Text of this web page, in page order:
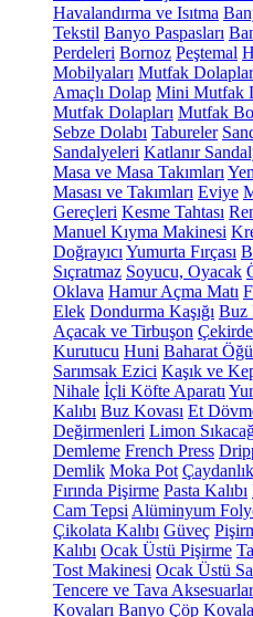
Havalandırma ve Isıtma
Tekstil Banyo Paspasları
Perdeleri Bornoz Peştemal
Mobilyaları Mutfak
Amaçlı Dolap Mini Mutfak
Mutfak Dolapları Mutfak
Sebze Dolabı Tabureler
Sandalyeleri Katlanır
Masa ve Masa Takımları
Masası ve Takımları Eviye
Gereçleri Kesme Tahtası
Manuel Kıyma Makinesi
Doğrayıcı Yumurta Fırçası
Sıçratmaz Soyucu, Oyacak
Oklava Hamur Açma Matı
Elek Dondurma Kaşığı Buz
Açacak ve Tirbuşon
Kurutucu Huni Baharat
Sarımsak Ezici Kaşık ve
Nihale İçli Köfte Aparatı
Kalıbı Buz Kovası Et
Değirmenleri Limon
Demleme French Press
Demlik Moka Pot Çaydanlık
Fırında Pişirme Pasta Kalıbı
Cam Tepsi Alüminyum
Çikolata Kalıbı Güveç
Kalıbı Ocak Üstü Pişirme
Tost Makinesi Ocak Üstü
Tencere ve Tava
Kovaları Banyo Çöp